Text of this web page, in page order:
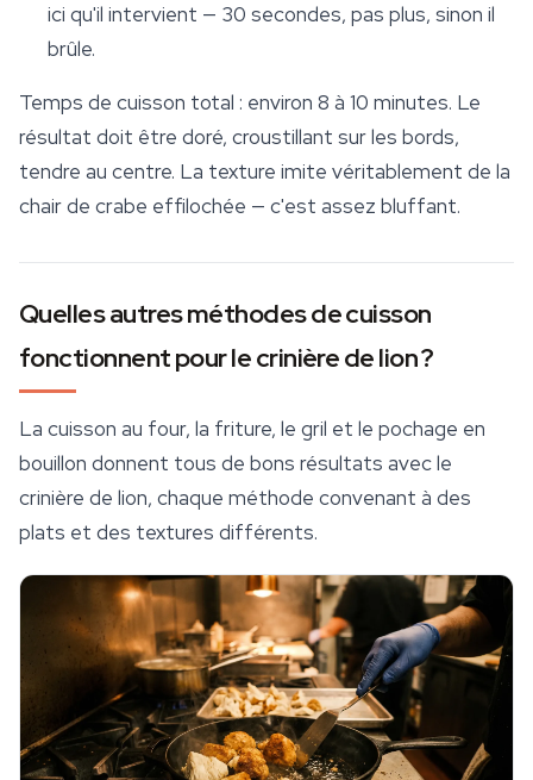
ici qu'il intervient — 30 secondes, pas plus, sinon il
brûle.
Temps de cuisson total : environ 8 à 10 minutes. Le
résultat doit être doré, croustillant sur les bords,
tendre au centre. La texture imite véritablement de la
chair de crabe effilochée — c'est assez bluffant.
Quelles autres méthodes de cuisson
fonctionnent pour le crinière de lion ?
La cuisson au four, la friture, le gril et le pochage en
bouillon donnent tous de bons résultats avec le
crinière de lion, chaque méthode convenant à des
plats et des textures différents.